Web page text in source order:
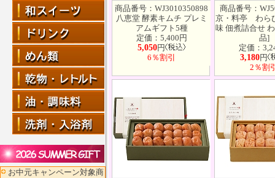
お中元キャンペーン対象商
商品番号：WJ3010350898
八恵堂 酵素キムチ プレミ
アムギフト5種
定価：5,400円
5,050円
6％割引
商品番号：
京・料亭 わら
味 佃煮詰合せ
品]
定価：
3,180円
2％割